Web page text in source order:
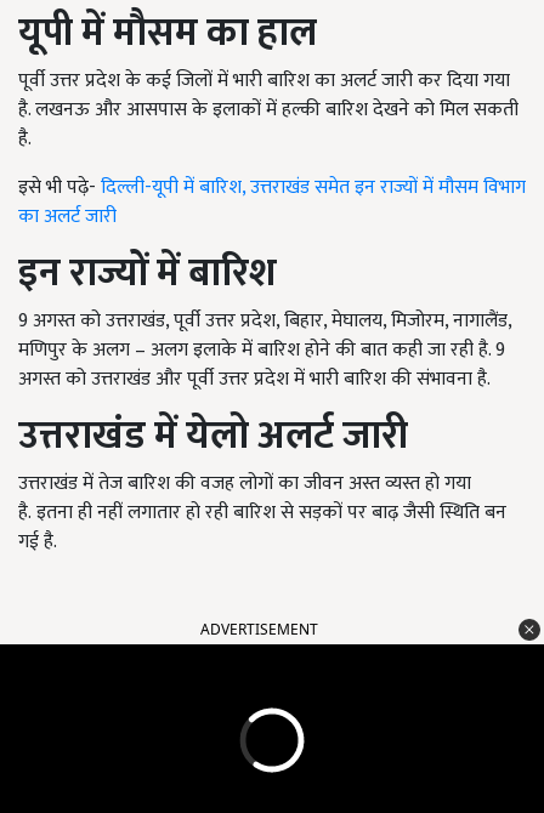
यूपी में मौसम का हाल
पूर्वी उत्तर प्रदेश के कई जिलों में भारी बारिश का अलर्ट जारी कर दिया गया
है. लखनऊ और आसपास के इलाकों में हल्की बारिश देखने को मिल सकती
है.
इसे भी पढ़े-दिल्ली-यूपी में बारिश, उत्तराखंड समेत इन राज्यों में मौसम विभाग
का अलर्ट जारी
इन राज्यों में बारिश
9 अगस्त को उत्तराखंड, पूर्वी उत्तर प्रदेश, बिहार, मेघालय, मिजोरम, नागालैंड,
मणिपुर के अलग – अलग इलाके में बारिश होने की बात कही जा रही है. 9
अगस्त को उत्तराखंड और पूर्वी उत्तर प्रदेश में भारी बारिश की संभावना है.
उत्तराखंड में येलो अलर्ट जारी
उत्तराखंड में तेज बारिश की वजह लोगों का जीवन अस्त व्यस्त हो गया
है. इतना ही नहीं लगातार हो रही बारिश से सड़कों पर बाढ़ जैसी स्थिति बन
गई है.
ADVERTISEMENT